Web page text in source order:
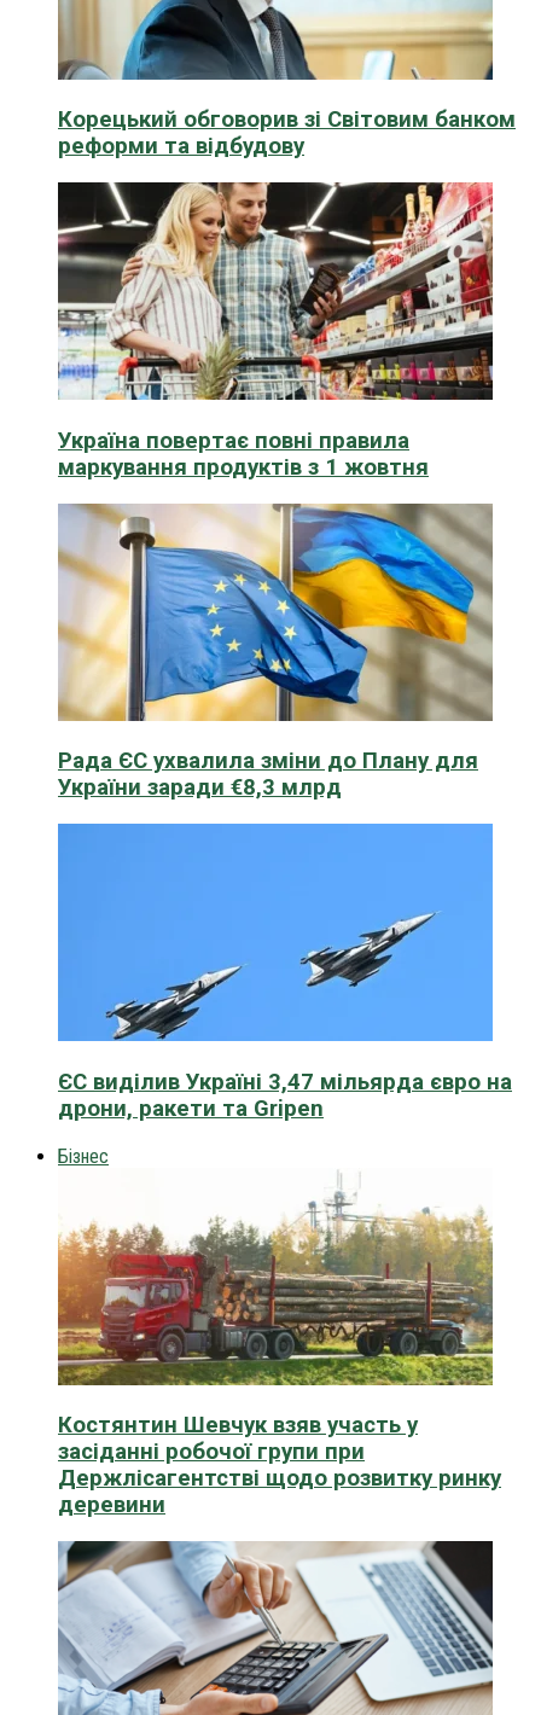
Корецький обговорив зі Світовим банком
реформи та відбудову
Україна повертає повні правила
маркування продуктів з 1 жовтня
Рада ЄС ухвалила зміни до Плану для
України заради €8,3 млрд
ЄС виділив Україні 3,47 мільярда євро на
дрони, ракети та Gripen
Бізнес
Костянтин Шевчук взяв участь у
засіданні робочої групи при
Держлісагентстві щодо розвитку ринку
деревини